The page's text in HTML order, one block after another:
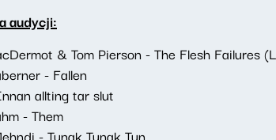
audycji:
& Tom Pierson - The Flesh Failures
- Fallen
allting tar slut
- Them
- Tunak Tunak Tun